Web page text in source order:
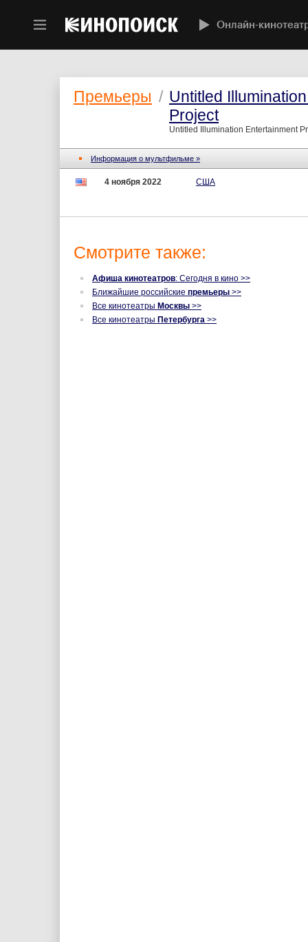
Онлайн-
Премьеры / Untitled
Project
Untitled Illumination Entertainment
Информация о мультфильме »
4 ноября 2022 США
Смотрите также:
Афиша кинотеатров: Сегодня в кино >>
Ближайшие российские премьеры >>
Все кинотеатры Москвы >>
Все кинотеатры Петербурга >>